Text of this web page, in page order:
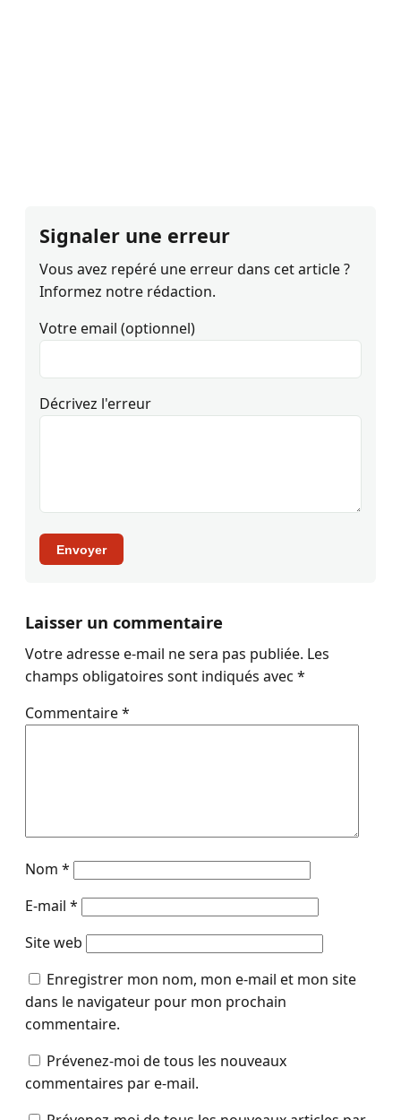
Signaler une erreur
Vous avez repéré une erreur dans cet article ?
Informez notre rédaction.
Votre email (optionnel)
Décrivez l'erreur
Envoyer
Laisser un commentaire
Votre adresse e-mail ne sera pas publiée. Les
champs obligatoires sont indiqués avec *
Commentaire*
Nom *
E-mail *
Site web
Enregistrer mon nom, mon e-mail et mon site
dans le navigateur pour mon prochain
commentaire.
Prévenez-moi de tous les nouveaux
commentaires par e-mail.